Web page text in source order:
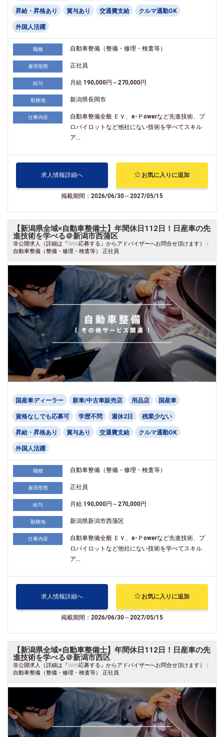
昇給・昇格あり 賞与あり 交通費支給 クルマ通勤OK
外国人活躍
職種 自動車整備（整備・修理・検査等）
雇用形態 正社員
給与 月給 190,000円～270,000円
勤務地 新潟県長岡市
仕事内容
自動車整備全般 ＥＶ、e-Ｐowerなど先進技術、プ
ロパイロットなど他社にない技術を学べてスキル
ア...
求人情報詳細へ お気に入りに追加
掲載期間：2026/06/30～2027/05/15
【新潟県全域×自動車整備士】年間休日112日！日産車の先
進技術を学べる＠新潟市西蒲区
非公開求人（詳細は『Web応募する』からアドバイザーへお問合せ頂けます） /
自動車整備（整備・修理・検査等） 正社員
国産車ディーラー 新車/中古車販売店 用品店 国産車
資格なしでも応募可 学歴不問 週休2日 残業少ない
昇給・昇格あり 賞与あり 交通費支給 クルマ通勤OK
外国人活躍
職種 自動車整備（整備・修理・検査等）
雇用形態 正社員
給与 月給 190,000円～270,000円
勤務地 新潟県新潟市西蒲区
仕事内容
自動車整備全般 ＥＶ、e-Ｐowerなど先進技術、プ
ロパイロットなど他社にない技術を学べてスキル
ア...
求人情報詳細へ お気に入りに追加
掲載期間：2026/06/30～2027/05/15
【新潟県全域×自動車整備士】年間休日112日！日産車の先
進技術を学べる＠新潟市西区
非公開求人（詳細は『Web応募する』からアドバイザーへお問合せ頂けます） /
自動車整備（整備・修理・検査等） 正社員